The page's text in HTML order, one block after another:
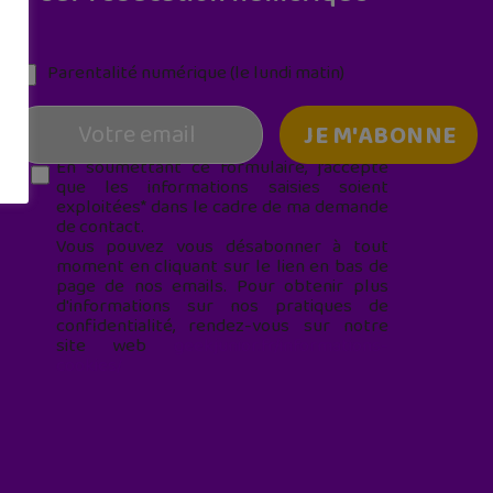
Parentalité numérique (le lundi matin)
En soumettant ce formulaire, j’accepte
que les informations saisies soient
exploitées* dans le cadre de ma demande
de contact.
Vous pouvez vous désabonner à tout
moment en cliquant sur le lien en bas de
page de nos emails. Pour obtenir plus
d'informations sur nos pratiques de
confidentialité, rendez-vous sur notre
site web